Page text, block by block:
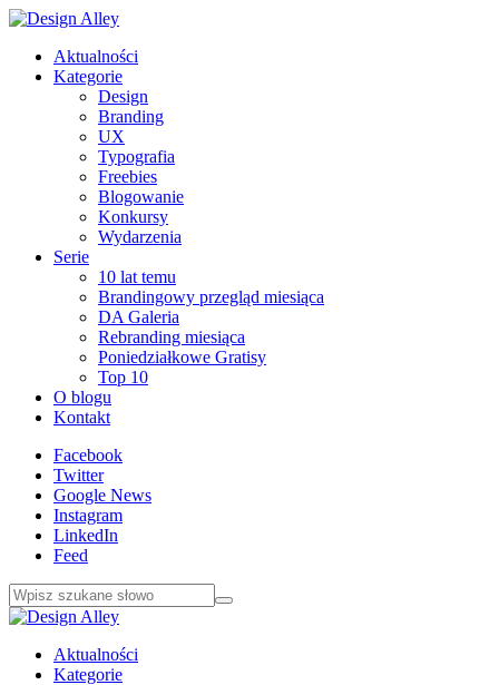
Aktualności
Kategorie
Design
Branding
UX
Typografia
Freebies
Blogowanie
Konkursy
Wydarzenia
Serie
10 lat temu
Brandingowy przegląd miesiąca
DA Galeria
Rebranding miesiąca
Poniedziałkowe Gratisy
Top 10
O blogu
Kontakt
Facebook
Twitter
Google News
Instagram
LinkedIn
Feed
Aktualności
Kategorie